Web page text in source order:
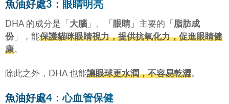
魚油好處3：眼睛明亮
DHA 的成分是「 大腦 」、「 眼睛 」主要的「 脂肪成
份」，能保護貓咪眼睛視力，提供抗氧化力，促進眼睛健
康。
除此之外，DHA 也能讓眼球更水潤，不容易乾澀。
魚油好處4：心血管保健